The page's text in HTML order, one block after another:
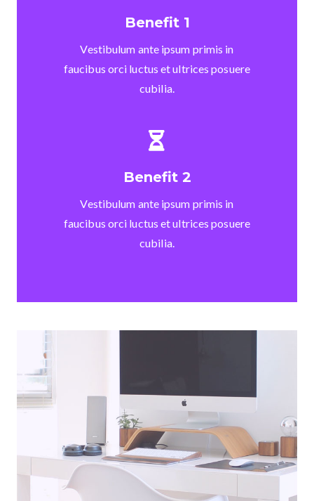
Benefit 1
Vestibulum ante ipsum primis in
faucibus orci luctus et ultrices posuere
cubilia.
Benefit 2
Vestibulum ante ipsum primis in
faucibus orci luctus et ultrices posuere
cubilia.